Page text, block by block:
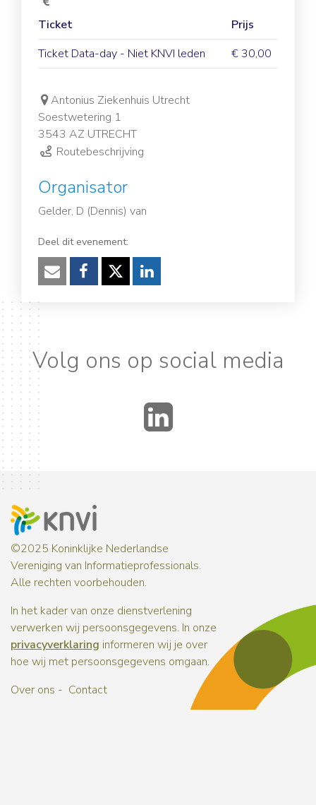
Ticket
Prijs
Ticket Data-day - Niet KNVI leden
€ 30,00
Antonius Ziekenhuis Utrecht
Soestwetering 1
3543 AZ UTRECHT
Routebeschrijving
Organisator
Gelder, D (Dennis) van
Deel dit evenement:
Verzenden
Facebook
TwitterLinkedIn
Volg ons op social media
©2025 Koninklijke Nederlandse
Vereniging van Informatieprofessionals.
Alle rechten voorbehouden.
In het kader van onze dienstverlening
verwerken wij persoonsgegevens. In onze
privacyverklaring informeren wij je over
hoe wij met persoonsgegevens omgaan.
Over ons
Contact